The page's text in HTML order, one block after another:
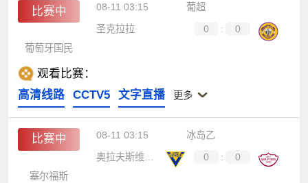
比赛中 08-11 03:15
葡超
圣克拉拉
0 :
0
葡萄牙国民
观看比赛：
高清线路
CCTV5 文字直播 更多
比赛中 08-11 03:15
冰岛乙
奥拉夫斯维克维京
0 :
0
塞尔福斯